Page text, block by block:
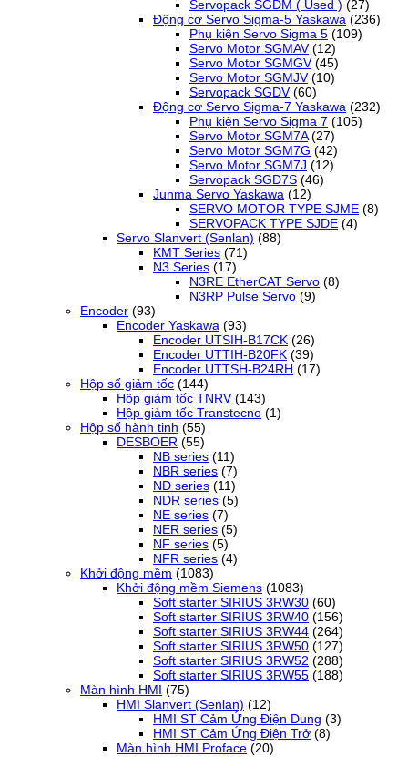
Servopack SGDM ( Used ) (27)
Động cơ Servo Sigma-5 Yaskawa (236)
Phụ kiện Servo Sigma 5 (109)
Servo Motor SGMAV (12)
Servo Motor SGMGV (45)
Servo Motor SGMJV (10)
Servopack SGDV (60)
Động cơ Servo Sigma-7 Yaskawa (232)
Phụ kiện Servo Sigma 7 (105)
Servo Motor SGM7A (27)
Servo Motor SGM7G (42)
Servo Motor SGM7J (12)
Servopack SGD7S (46)
Junma Servo Yaskawa (12)
SERVO MOTOR TYPE SJME (8)
SERVOPACK TYPE SJDE (4)
Servo Slanvert (Senlan) (88)
KMT Series (71)
N3 Series (17)
N3RE EtherCAT Servo (8)
N3RP Pulse Servo (9)
Encoder (93)
Encoder Yaskawa (93)
Encoder UTSIH-B17CK (26)
Encoder UTTIH-B20FK (39)
Encoder UTTSH-B24RH (17)
Hộp số giảm tốc (144)
Hộp giảm tốc TNRV (143)
Hộp giảm tốc Transtecno (1)
Hộp số hành tinh (55)
DESBOER (55)
NB series (11)
NBR series (7)
ND series (11)
NDR series (5)
NE series (7)
NER series (5)
NF series (5)
NFR series (4)
Khởi động mềm (1083)
Khởi động mềm Siemens (1083)
Soft starter SIRIUS 3RW30 (60)
Soft starter SIRIUS 3RW40 (156)
Soft starter SIRIUS 3RW44 (264)
Soft starter SIRIUS 3RW50 (127)
Soft starter SIRIUS 3RW52 (288)
Soft starter SIRIUS 3RW55 (188)
Màn hình HMI (75)
HMI Slanvert (Senlan) (12)
HMI ST Cảm Ứng Điện Dung (3)
HMI ST Cảm Ứng Điện Trở (8)
Màn hình HMI Proface (20)